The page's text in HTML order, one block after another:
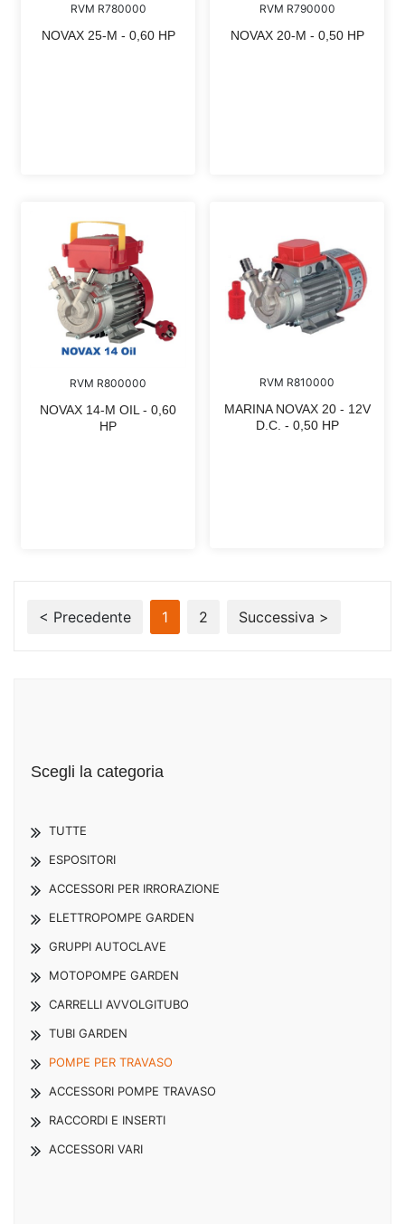
RVM R780000
NOVAX 25-M - 0,60 HP
RVM R790000
NOVAX 20-M - 0,50 HP
RVM R800000
NOVAX 14-M OIL - 0,60
HP
RVM R810000
MARINA NOVAX 20 - 12V
D.C. - 0,50 HP
< Precedente 1 2 Successiva >
Scegli la categoria
TUTTE
ESPOSITORI
ACCESSORI PER IRRORAZIONE
ELETTROPOMPE GARDEN
GRUPPI AUTOCLAVE
MOTOPOMPE GARDEN
CARRELLI AVVOLGITUBO
TUBI GARDEN
POMPE PER TRAVASO
ACCESSORI POMPE TRAVASO
RACCORDI E INSERTI
ACCESSORI VARI